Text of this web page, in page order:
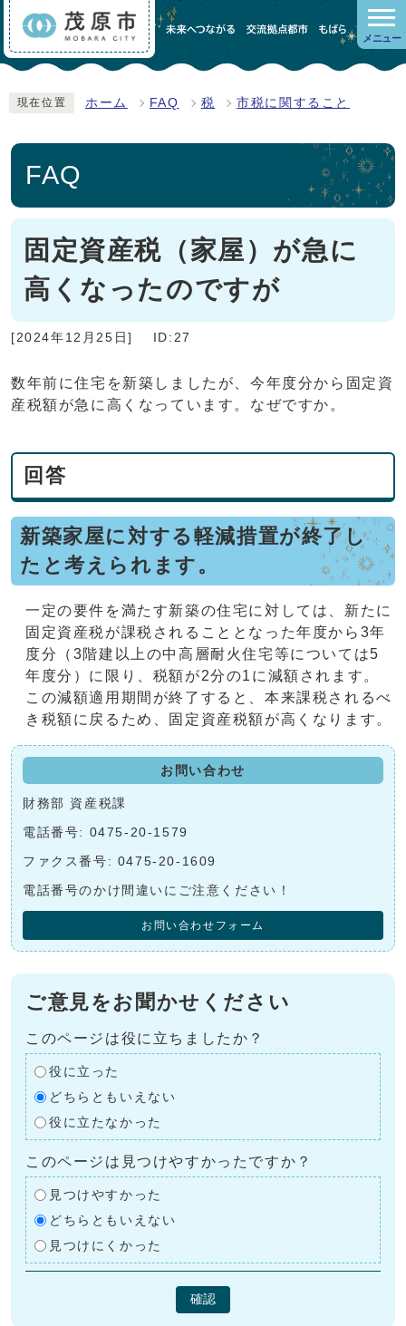
メニュー
現在位置 ホーム FAQ 税 市税に関すること
FAQ
固定資産税（家屋）が急に
高くなったのですが
[2024年12月25日] ID:27
数年前に住宅を新築しましたが、今年度分から固定資
産税額が急に高くなっています。なぜですか。
回答
新築家屋に対する軽減措置が終了し
たと考えられます。
一定の要件を満たす新築の住宅に対しては、新たに
固定資産税が課税されることとなった年度から3年
度分（3階建以上の中高層耐火住宅等については5
年度分）に限り、税額が2分の1に減額されます。
この減額適用期間が終了すると、本来課税されるべ
き税額に戻るため、固定資産税額が高くなります。
お問い合わせ
財務部 資産税課
電話番号: 0475-20-1579
ファクス番号: 0475-20-1609
電話番号のかけ間違いにご注意ください！
お問い合わせフォーム
ご意見をお聞かせください
このページは役に立ちましたか？
役に立った
どちらともいえない
役に立たなかった
このページは見つけやすかったですか？
見つけやすかった
どちらともいえない
見つけにくかった
確認